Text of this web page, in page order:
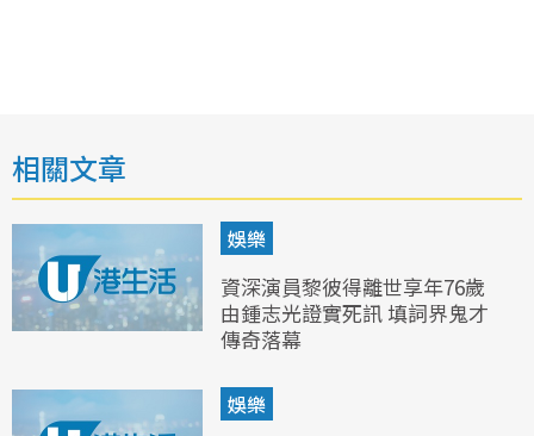
相關文章
娛樂
資深演員黎彼得離世享年76歲
由鍾志光證實死訊 填詞界鬼才
傳奇落幕
娛樂